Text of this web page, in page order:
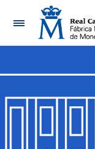
Mostrar/